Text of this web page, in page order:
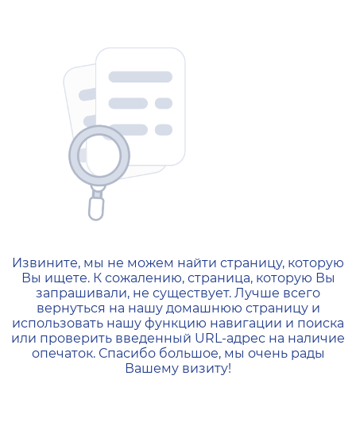
404 — Страница не
Извините, мы не можем найти страницу, которую
Вы ищете. К сожалению, страница, которую Вы
запрашивали, не существует. Лучше всего
вернуться на нашу домашнюю страницу и
использовать нашу функцию навигации и поиска
или проверить введенный URL-адрес на наличие
опечаток. Спасибо большое, мы очень рады
Вашему визиту!